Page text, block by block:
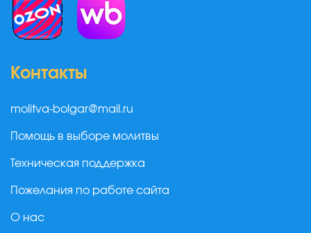
Контакты
molitva-bolgar@mail.ru
Помощь в выборе молитвы
Техническая поддержка
Пожелания по работе сайта
О нас